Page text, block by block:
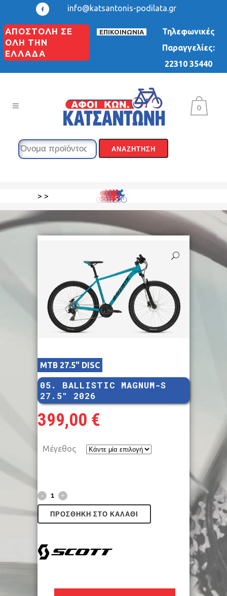
info@katsantonis-podilata.gr
ΑΠΟΣΤΟΛΗ ΣΕ
ΟΛΗ ΤΗΝ
ΕΛΛΑΔΑ
ΕΠΙΚΟΙΝΩΝΙΑ
Τηλεφωνικές
Παραγγελίες:
22310 35440
0
> >
MTB 27.5" DISC
05. BALLISTIC MAGNUM-S
27.5″ 2026
399,00 €
Μέγεθος
ΠΡΟΣΘΉΚΗ ΣΤΟ ΚΑΛΆΘΙ